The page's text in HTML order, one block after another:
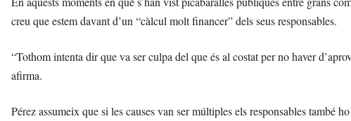
creu que estem davant d’un “càlcul molt financer” dels seus responsables.
“Tothom intenta dir que va ser culpa del que és al costat per no haver
afirma.
Pérez assumeix que si les causes van ser múltiples els responsables també